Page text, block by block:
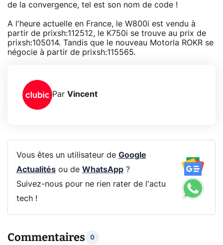
de la convergence, tel est son nom de code !
A l'heure actuelle en France, le W800i est vendu à
partir de prixsh:112512, le K750i se trouve au prix de
prixsh:105014. Tandis que le nouveau Motorla ROKR se
négocie à partir de prixsh:115565.
Par Vincent
Vous êtes un utilisateur de Google
Actualitésou de WhatsApp?
Suivez-nous pour ne rien rater de l'actu
tech !
Commentaires 0